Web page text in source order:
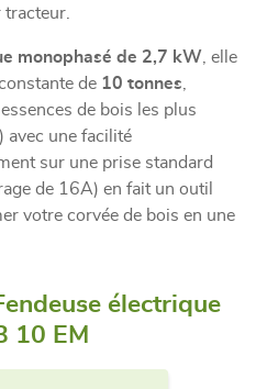
monophasé de 2,7 kW , elle
de 10 tonnes
de bois les plus
avec une facilité
sur une prise standard
de 16A) en fait un outil
votre corvée de bois en une
électrique
10 EM